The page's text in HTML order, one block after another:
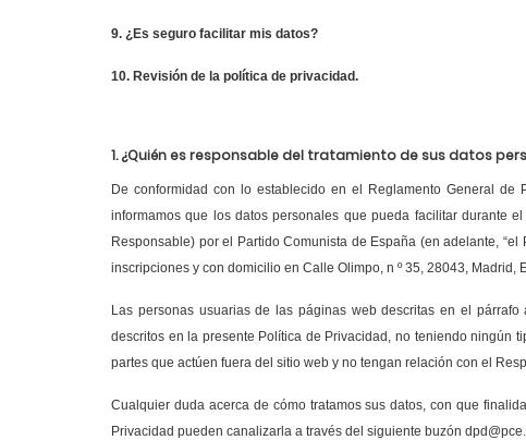
9. ¿Es seguro facilitar mis datos?
10. Revisión de la política de privacidad.
1. ¿Quién es responsable del tratamiento de sus datos
De conformidad con lo establecido en el Reglamento General
informamos que los datos personales que pueda facilitar durante
Responsable) por el Partido Comunista de España (en adelante,
inscripciones y con domicilio en Calle Olimpo, n º 35, 28043, Madrid,
Las personas usuarias de las páginas web descritas en el
descritos en la presente Política de Privacidad, no teniendo ningún
partes que actúen fuera del sitio web y no tengan relación con el
Cualquier duda acerca de cómo tratamos sus datos, con que
Privacidad pueden canalizarla a través del siguiente buzón